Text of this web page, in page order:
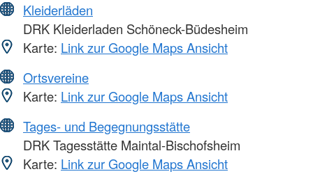
Kleiderläden
DRK Kleiderladen Schöneck-Büdesheim
Karte: Link zur Google Maps Ansicht
Ortsvereine
Karte: Link zur Google Maps Ansicht
Tages- und Begegnungsstätte
DRK Tagesstätte Maintal-Bischofsheim
Karte: Link zur Google Maps Ansicht